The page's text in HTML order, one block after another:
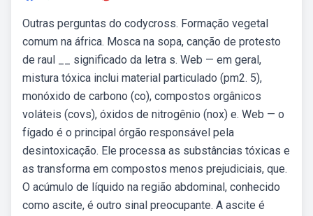
Outras perguntas do codycross. Formação vegetal
comum na áfrica. Mosca na sopa, canção de protesto
de raul __ significado da letra s. Web — em geral,
mistura tóxica inclui material particulado (pm2. 5),
monóxido de carbono (co), compostos orgânicos
voláteis (covs), óxidos de nitrogênio (nox) e. Web — o
fígado é o principal órgão responsável pela
desintoxicação. Ele processa as substâncias tóxicas e
as transforma em compostos menos prejudiciais, que.
O acúmulo de líquido na região abdominal, conhecido
como ascite, é outro sinal preocupante. A ascite é